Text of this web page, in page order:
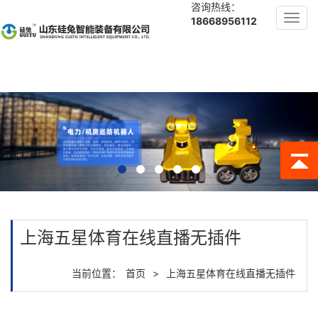
咨询热线：
18668956112
上海五星体育在线直播无插件
当前位置： 首页 > 上海五星体育在线直播无插件